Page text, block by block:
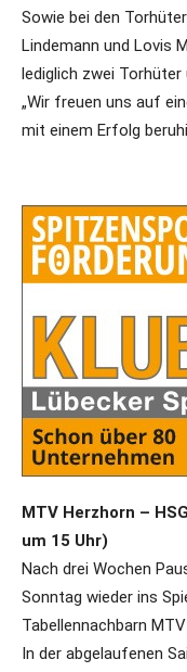
Sowie bei den
Lindemann und Lovis
lediglich zwei Torhüter
„Wir freuen uns auf
mit einem Erfolg
MTV Herzhorn –
um 15 Uhr)
Nach drei Wochen
Sonntag wieder ins
Tabellennachbarn
In der abgelaufenen